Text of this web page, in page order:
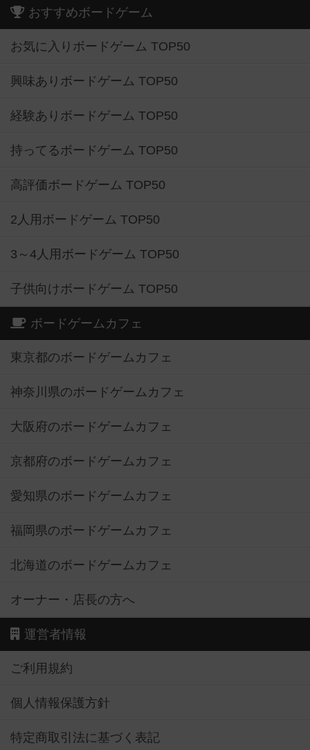
おすすめボードゲーム
お気に入りボードゲーム TOP50
興味ありボードゲーム TOP50
経験ありボードゲーム TOP50
持ってるボードゲーム TOP50
高評価ボードゲーム TOP50
2人用ボードゲーム TOP50
3～4人用ボードゲーム TOP50
子供向けボードゲーム TOP50
ボードゲームカフェ
東京都のボードゲームカフェ
神奈川県のボードゲームカフェ
大阪府のボードゲームカフェ
京都府のボードゲームカフェ
愛知県のボードゲームカフェ
福岡県のボードゲームカフェ
北海道のボードゲームカフェ
オーナー・店長の方へ
運営者情報
ご利用規約
個人情報保護方針
特定商取引法に基づく表記